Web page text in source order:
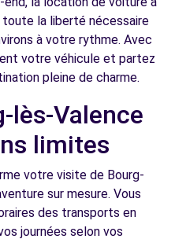
- VALENCE (AR) 4.7 km
- VALENCE (P)
4.7 km
la liberté nécessaire
à votre rythme. Avec
votre véhicule et partez
pleine de charme.
lès-Valence
limites
votre visite de Bourg-
sur mesure. Vous
des transports en
journées selon vos